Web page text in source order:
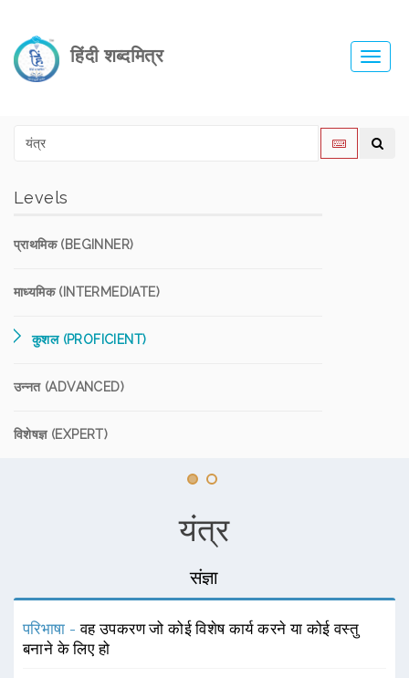
हिंदी शब्दमित्र
Levels
प्राथमिक (BEGINNER)
माध्यमिक (INTERMEDIATE)
कुशल (PROFICIENT)
उन्नत (ADVANCED)
विशेषज्ञ (EXPERT)
यंत्र
संज्ञा
परिभाषा -वह उपकरण जो कोई विशेष कार्य करने या कोई वस्तु
बनाने के लिए हो